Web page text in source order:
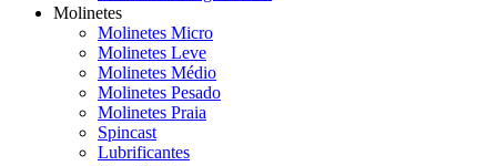
Molinetes
Molinetes Micro
Molinetes Leve
Molinetes Médio
Molinetes Pesado
Molinetes Praia
Spincast
Lubrificantes